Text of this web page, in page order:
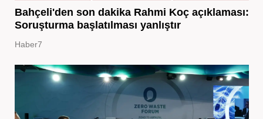
Bahçeli'den son dakika Rahmi Koç açıklaması:
Soruşturma başlatılması yanlıştır
Haber7